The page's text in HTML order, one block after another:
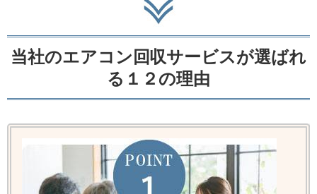
当社のエアコン回収サービスが選ばれ
る１２の理由